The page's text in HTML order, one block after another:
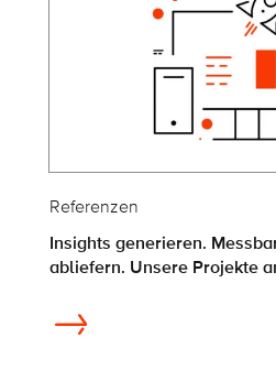
Referenzen
Insights generieren.
abliefern. Unsere Projekte